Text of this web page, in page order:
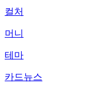
컬처
머니
테마
카드뉴스